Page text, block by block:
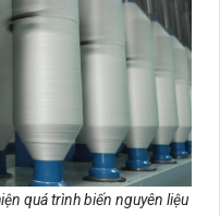
quá trình biến nguyên liệu